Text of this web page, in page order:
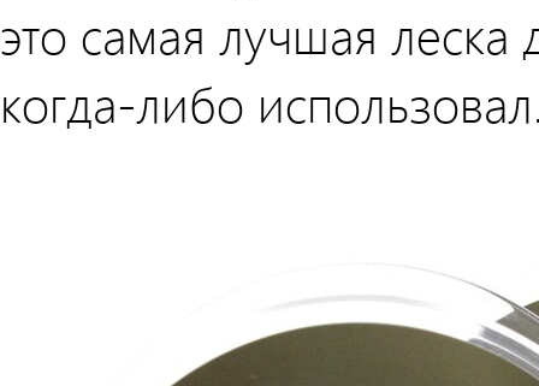
это самая лучшая леска
когда-либо